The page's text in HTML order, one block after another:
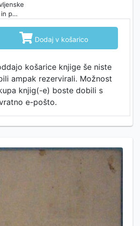
p…
 Dodaj v košarico
košarice knjige še niste
ampak rezervirali. Možnost
knjig(-e) boste dobili s
e-pošto.